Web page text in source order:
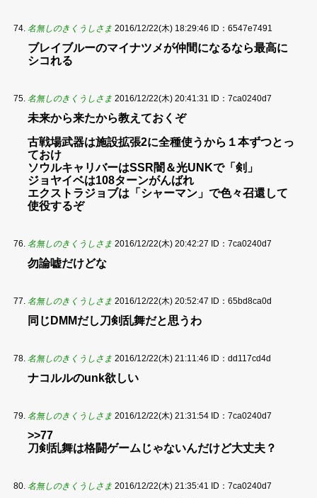
名無しのきくうしさま 2016/12/22(木) 18:29:46 ID：6547e7491
ブレイブルーのマイナツメが仲間になるなら最高に
シコれる
名無しのきくうしさま 2016/12/22(木) 20:41:31 ID：7ca0240d7
未来から来たから教えておくぞ
古戦場武器は施設拡張2に全種使うから１本ずつとっ
ておけ
ソウルキャリバーはSSR闇＆光UNKで「剣」
ジョヤイベは108ターンがんばれ
エクストラジョブは「シャーマン」で色々召還して
使役するぞ
名無しのきくうしさま 2016/12/22(木) 20:42:27 ID：7ca0240d7
勿論嘘だけどな
名無しのきくうしさま 2016/12/22(木) 20:52:47 ID：65bd8ca0d
同じDMMだし刀剣乱舞だと思うわ
名無しのきくうしさま 2016/12/22(木) 21:11:46 ID：dd117cd4d
ナコルルのunk欲しい
名無しのきくうしさま 2016/12/22(木) 21:31:54 ID：7ca0240d7
>>77
刀剣乱舞は格闘ゲームじゃないんだけど大丈夫？
名無しのきくうしさま 2016/12/22(木) 21:35:41 ID：7ca0240d7